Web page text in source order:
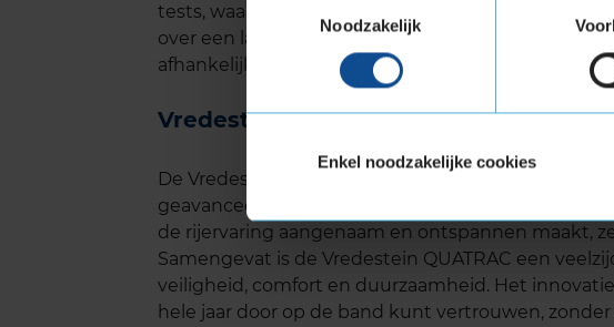
Noodzakelijk
Enkel noodzakelijke cookies
tests, waaronder die van ANWB en ADAC,
over een langere periode. De levensduur kan
afhankelijk van de rijstijl en het onderhoud van de
Vredestein QUATRAC geluid
De Vredestein QUATRAC zorgt voor een
geavanceerde ontwerp van het profiel wordt
de rijervaring aangenaam en ontspannen maakt,
Samengevat is de Vredestein QUATRAC een
veiligheid, comfort en duurzaamheid. Het
hele jaar door op de band kunt vertrouwen,